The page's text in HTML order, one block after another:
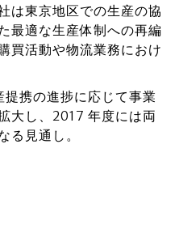
は東京地区での生産の協
最適な生産体制への再編
買活動や物流業務におけ
携の進捗に応じて事業
大し、2017 年度には両
る見通し。